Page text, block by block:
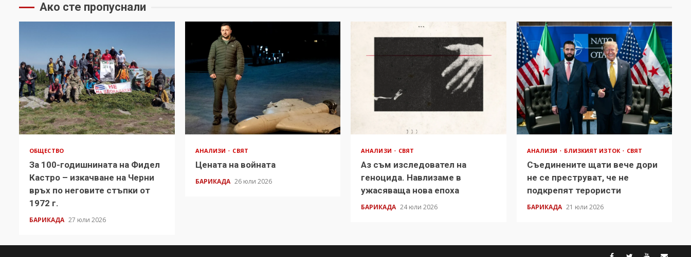
Ако сте пропуснали
ОБЩЕСТВО
За 100-годишнината на Фидел
Кастро – изкачване на Черни
връх по неговите стъпки от
1972 г.
БАРИКАДА 27 юли 2026
АНАЛИЗИ СВЯТ
Цената на войната
БАРИКАДА 26 юли 2026
АНАЛИЗИ СВЯТ
Аз съм изследовател на
геноцида. Навлизаме в
ужасяваща нова епоха
БАРИКАДА 24 юли 2026
АНАЛИЗИ БЛИЗКИЯТ ИЗТОК СВЯТ
Съединените щати вече дори
не се преструват, че не
подкрепят терористи
БАРИКАДА 21 юли 2026